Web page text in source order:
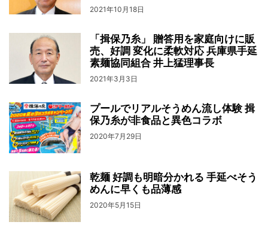
2021年10月18日
「揖保乃糸」 贈答用を家庭向けに販
売、好調 変化に柔軟対応 兵庫県手延
素麺協同組合 井上猛理事長
2021年3月3日
プールでリアルそうめん流し体験 揖
保乃糸が非食品と異色コラボ
2020年7月29日
乾麺 好調も明暗分かれる 手延べそう
めんに早くも品薄感
2020年5月15日